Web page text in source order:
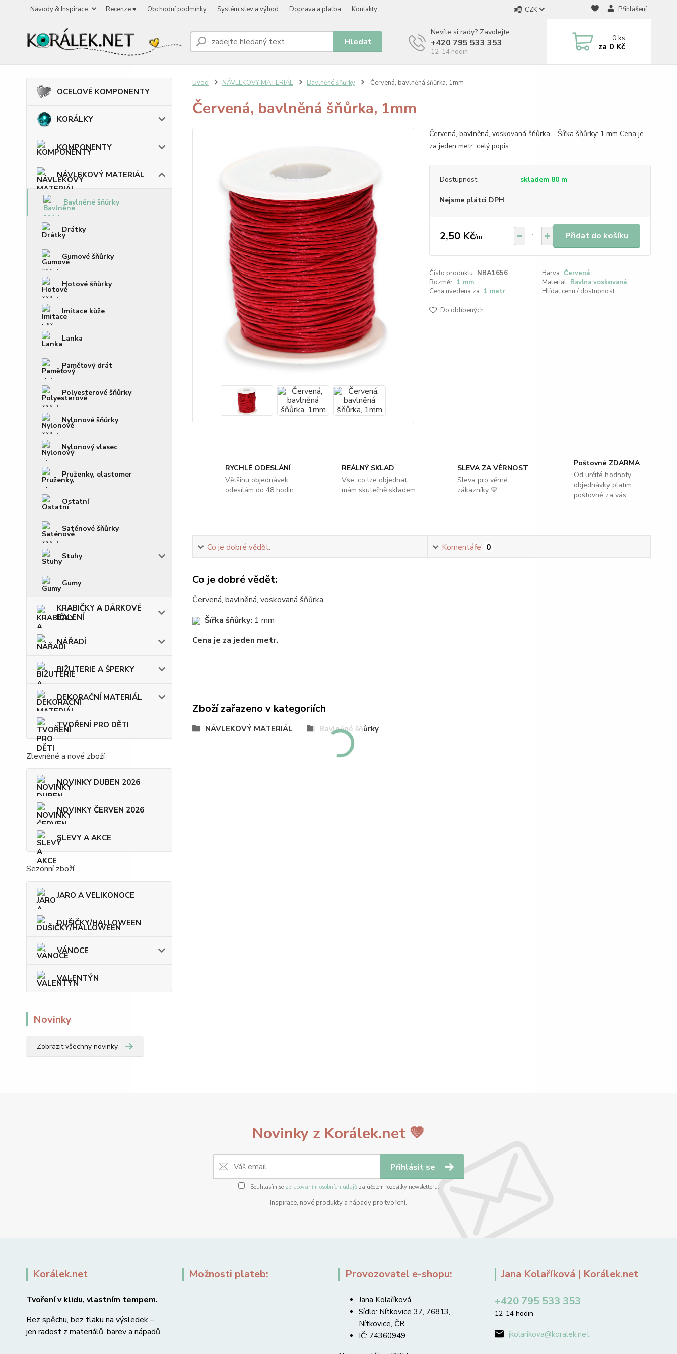
Návody & Inspirace Recenze ♥ Obchodní podmínky Systém slev a výhod Doprava a platba Kontakty CZK Přihlášení
Hledat
Nevíte si rady? Zavolejte.
+420 795 533 353
12-14 hodin
0ks
za 0 Kč
OCELOVÉ KOMPONENTY
KORÁLKY
KOMPONENTY
NÁVLEKOVÝ MATERIÁL
Bavlněné šňůrky
Drátky
Gumové šňůrky
Hotové šňůrky
Imitace kůže
Lanka
Paměťový drát
Polyesterové šňůrky
Nylonové šňůrky
Nylonový vlasec
Pruženky, elastomer
Ostatní
Saténové šňůrky
Stuhy
Gumy
KRABIČKY A DÁRKOVÉ
BALENÍ
NÁŘADÍ
BIŽUTERIE A ŠPERKY
DEKORAČNÍ MATERIÁL
TVOŘENÍ PRO DĚTI
Zlevněné a nové zboží
NOVINKY DUBEN 2026
NOVINKY ČERVEN 2026
SLEVY A AKCE
Sezonní zboží
JARO A VELIKONOCE
DUŠIČKY/HALLOWEEN
VÁNOCE
VALENTÝN
Novinky
Zobrazit všechny novinky
Úvod NÁVLEKOVÝ MATERIÁL Bavlněné šňůrky Červená, bavlněná šňůrka, 1mm
Červená, bavlněná šňůrka, 1mm
Červená, bavlněná, voskovaná šňůrka. Šířka šňůrky: 1 mm Cena je
za jeden metr. celý popis
Dostupnost skladem 80 m
Nejsme plátci DPH
2,50 Kč/m Přidat do košíku
Číslo produktu: NBA1656 Barva: Červená
Rozměr: 1 mm Materiál: Bavlna voskovaná
Cena uvedena za: 1 metr Hlídat cenu / dostupnost
Do oblíbených
RYCHLÉ ODESLÁNÍ
Většinu objednávek
odesílám do 48 hodin
REÁLNÝ SKLAD
Vše, co lze objednat,
mám skutečně skladem
SLEVA ZA VĚRNOST
Sleva pro věrné
zákazníky 💛
Poštovné ZDARMA
Od určité hodnoty
objednávky platím
poštovné za vás
Co je dobré vědět: Komentáře 0
Co je dobré vědět:
Červená, bavlněná, voskovaná šňůrka.
Šířka šňůrky: 1 mm
Cena je za jeden metr.
Zboží zařazeno v kategoriích
NÁVLEKOVÝ MATERIÁL Bavlněné šňůrky
Novinky z Korálek.net 💛
Přihlásit se
Souhlasím se zpracováním osobních údajůza účelem rozesílky newsletteru.
Inspirace, nové produkty a nápady pro tvoření.
Korálek.net
Tvoření v klidu, vlastním tempem.
Bez spěchu, bez tlaku na výsledek –
jen radost z materiálů, barev a nápadů.
Možnosti plateb: Provozovatel e-shopu:
Jana Kolaříková
Sídlo: Nítkovice 37, 76813,
Nítkovice, ČR
IČ: 74360949
Jana Kolaříková | Korálek.net
+420 795 533 353
12-14 hodin
jkolarikova@koralek.net